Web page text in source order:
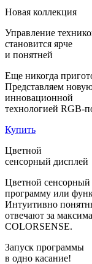
Новая коллекция
Управление
становится ярче
и понятней
Еще никогда
Представляем
инновационной
технологией RGB-
Купить
Цветной
сенсорный дисплей
Цветной
программу или
Интуитивно
отвечают за
COLORSENSE.
Запуск программы
в одно касание!